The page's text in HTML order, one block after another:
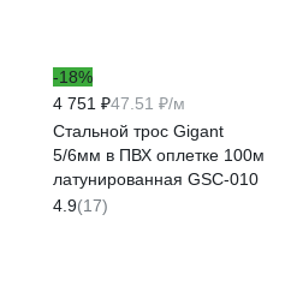
-18%
4 751 ₽47.51 ₽/м
Стальной трос Gigant
5/6мм в ПВХ оплетке 100м
латунированная GSC-010
4.9(17)